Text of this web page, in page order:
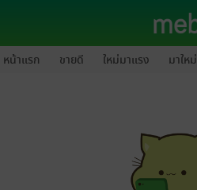
หน้าแรก ขายดี ใหม่มาแรง มาใหม่